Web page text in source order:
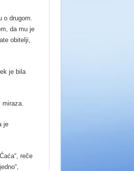
drugom.
da mu je
obitelji,
je bila
je
reče